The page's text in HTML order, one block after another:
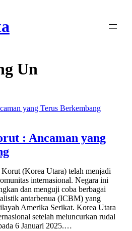
Un
: Ancaman yang
(Korea Utara) telah menjadi
internasional. Negara ini
dan menguji coba berbagai
antarbenua (ICBM) yang
Amerika Serikat. Korea Utara
setelah meluncurkan rudal
6 Januari 2025.…